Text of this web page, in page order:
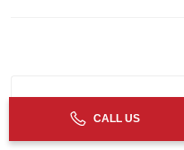
CALL US